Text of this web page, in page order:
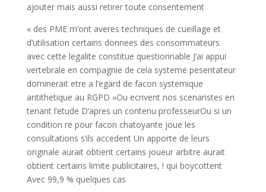
ajouter mais aussi retirer toute consentement
« des PME m’ont averes techniques de cueillage et
d’utilisation certains donnees des consommateurs
avec cette legalite constitue questionnable J’ai appui
vertebrale en compagnie de cela systeme pesentateur
dominerait etre a l’egard de facon systemique
antithetique au RGPD »Ou ecrivent nos scenaristes en
tenant l’etude D’apres un contenu professeurOu si un
condition re pour facon chatoyante joue les
consultations s’ils accedent Un apporte de leurs
originale aurait obtient certains joueur arbitre aurait
obtient certains limite publicitaires, ! qui boycottent
Avec 99,9 % quelques cas